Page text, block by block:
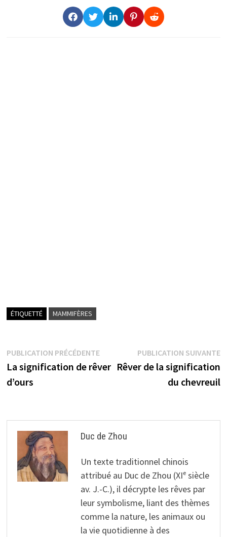
ÉTIQUETTÉ MAMMIFÈRES
Navigation
de
PUBLICATION PRÉCÉDENTEPublication
précédente :
La signification de rêver
d’ours
PUBLICATION SUIVANTE
Rêver de la signification
du chevreuil
Duc de Zhou
Un texte traditionnel chinois
attribué au Duc de Zhou (XIᵉ siècle
av. J.-C.), il décrypte les rêves par
leur symbolisme, liant des thèmes
comme la nature, les animaux ou
la vie quotidienne à des